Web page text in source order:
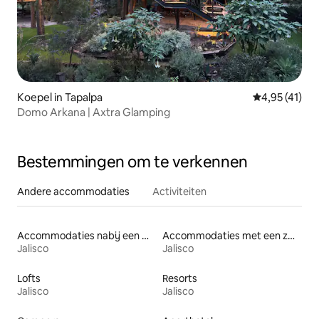
Koepel in Tapalpa Gemiddelde
4,95 (41)
Domo Arkana | Axtra Glamping
Bestemmingen om te verkennen
Andere accommodaties Activiteiten
Accommodaties nabij een meer
Jalisco
Accommodaties met een zwembad
Jalisco
Lofts
Jalisco
Resorts
Jalisco